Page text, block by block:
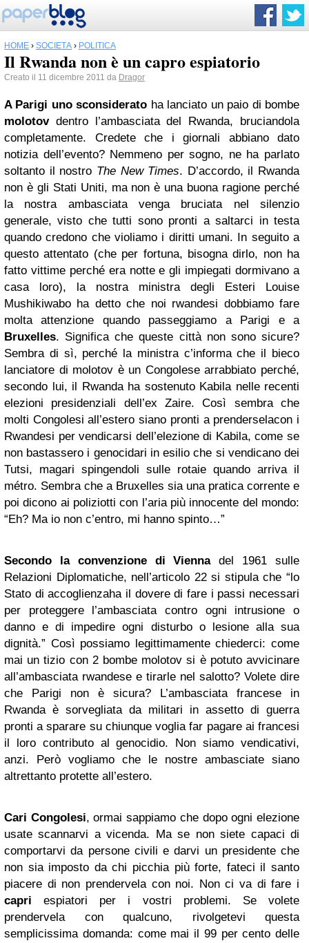
HOME › SOCIETÀ › POLITICA
Il Rwanda non è un capro espiatorio
Creato il 11 dicembre 2011 da Dragor
A Parigi uno sconsiderato ha lanciato un paio di bombe
molotovdentro l’ambasciata del Rwanda, bruciandola
completamente. Credete che i giornali abbiano dato
notizia dell’evento? Nemmeno per sogno, ne ha parlato
soltanto il nostro The New Times. D’accordo, il Rwanda
non è gli Stati Uniti, ma non è una buona ragione perché
la nostra ambasciata venga bruciata nel silenzio
generale, visto che tutti sono pronti a saltarci in testa
quando credono che violiamo i diritti umani. In seguito a
questo attentato (che per fortuna, bisogna dirlo, non ha
fatto vittime perché era notte e gli impiegati dormivano a
casa loro), la nostra ministra degli Esteri Louise
Mushikiwabo ha detto che noi rwandesi dobbiamo fare
molta attenzione quando passeggiamo a Parigi e a
Bruxelles. Significa che queste città non sono sicure?
Sembra di sì, perché la ministra c’informa che il bieco
lanciatore di molotov è un Congolese arrabbiato perché,
secondo lui, il Rwanda ha sostenuto Kabila nelle recenti
elezioni presidenziali dell’ex Zaire. Così sembra che
molti Congolesi all’estero siano pronti a prenderselacon i
Rwandesi per vendicarsi dell’elezione di Kabila, come se
non bastassero i genocidari in esilio che si vendicano dei
Tutsi, magari spingendoli sulle rotaie quando arriva il
métro. Sembra che a Bruxelles sia una pratica corrente e
poi dicono ai poliziotti con l’aria più innocente del mondo:
“Eh? Ma io non c’entro, mi hanno spinto…”
Secondo la convenzione di Viennadel 1961 sulle
Relazioni Diplomatiche, nell’articolo 22 si stipula che “lo
Stato di accoglienzaha il dovere di fare i passi necessari
per proteggere l’ambasciata contro ogni intrusione o
danno e di impedire ogni disturbo o lesione alla sua
dignità.” Così possiamo legittimamente chiederci: come
mai un tizio con 2 bombe molotov si è potuto avvicinare
all’ambasciata rwandese e tirarle nel salotto? Volete dire
che Parigi non è sicura? L’ambasciata francese in
Rwanda è sorvegliata da militari in assetto di guerra
pronti a sparare su chiunque voglia far pagare ai francesi
il loro contributo al genocidio. Non siamo vendicativi,
anzi. Però vogliamo che le nostre ambasciate siano
altrettanto protette all’estero.
Cari Congolesi, ormai sappiamo che dopo ogni elezione
usate scannarvi a vicenda. Ma se non siete capaci di
comportarvi da persone civili e darvi un presidente che
non sia imposto da chi picchia più forte, fateci il santo
piacere di non prendervela con noi. Non ci va di fare i
capri espiatori per i vostri problemi. Se volete
prendervela con qualcuno, rivolgetevi questa
semplicissima domanda: come mai il 99 per cento delle